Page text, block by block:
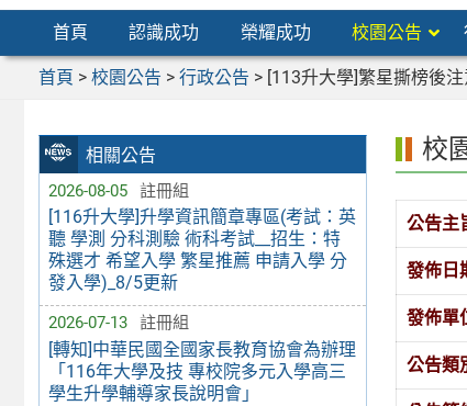
首頁 認識成功 榮耀成功 校園公告
首頁 > 校園公告 > 行政公告 > [113升大學]繁星撕榜後
相關公告
2026-08-05 註冊組
[116升大學]升學資訊簡章專區(考試：英
聽 學測 分科測驗 術科考試__招生：特
殊選才 希望入學 繁星推薦 申請入學 分
發入學)_8/5更新
2026-07-13 註冊組
[轉知]中華民國全國家長教育協會為辦理
「116年大學及技 專校院多元入學高三
學生升學輔導家長說明會」
校
公告主
發佈日
發佈單
公告類